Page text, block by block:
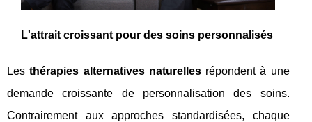
L'attrait croissant pour des soins personnalisés
Lesthérapies alternatives naturellesrépondent à une
demande croissante de personnalisation des soins.
Contrairement aux approches standardisées, chaque